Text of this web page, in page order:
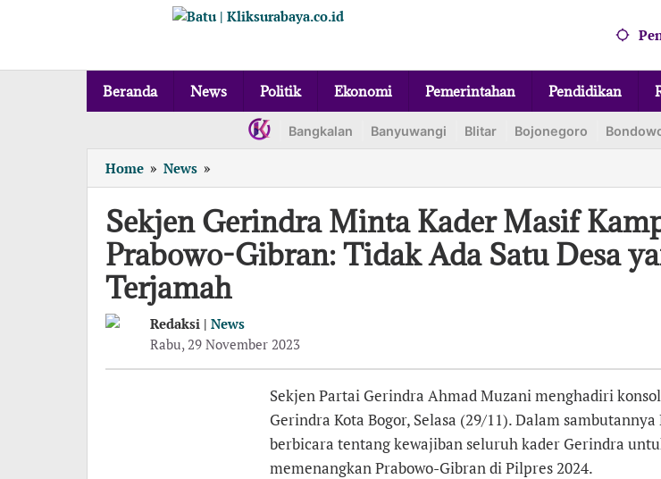
Beranda News Politik Ekonomi Pemerintahan Pendidikan
Bangkalan Banyuwangi Blitar Bojonegoro
Home » News »
Gerindra
Minta
Kader
Masif
Kampanyekan
Prabowo-
Tidak
Ada
Satu
Terjamah
Sekjen Gerindra Minta Kader Masif
Prabowo-Gibran: Tidak Ada Satu Desa
Terjamah
Redaksi | News
Rabu, 29 November 2023
Sekjen Partai Gerindra Ahmad Muzani menghadiri
Gerindra Kota Bogor, Selasa (29/11). Dalam
berbicara tentang kewajiban seluruh kader Gerindra
memenangkan Prabowo-Gibran di Pilpres 2024.